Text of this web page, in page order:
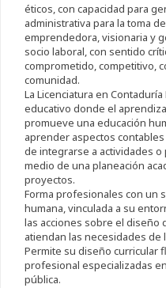
éticos, con capacidad para
administrativa para la toma
emprendedora, visionaria y
socio laboral, con sentido
comprometido, competitivo,
comunidad.
La Licenciatura en
educativo donde el
promueve una educación
aprender aspectos
de integrarse a actividades
medio de una planeación
proyectos.
Forma profesionales con un
humana, vinculada a su
las acciones sobre el diseño
atiendan las necesidades de
Permite su diseño curricular
profesional especializadas
pública.